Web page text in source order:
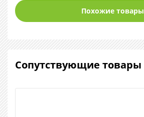
Похожие товары
Сопутствующие товары